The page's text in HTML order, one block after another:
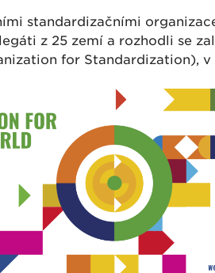
standardizačními
z 25 zemí a rozhodli se
for Standardization),